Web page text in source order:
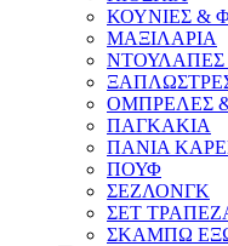
ΚΟΥΝΙΕΣ &
ΜΑΞΙΛΑΡΙΑ
ΟΜΠΡΕΛΕΣ
ΠΑΓΚΑΚΙΑ
ΠΑΝΙΑ
ΠΟΥΦ
ΣΕΖΛΟΝΓΚ
ΣΕΤ
ΣΚΑΜΠΩ